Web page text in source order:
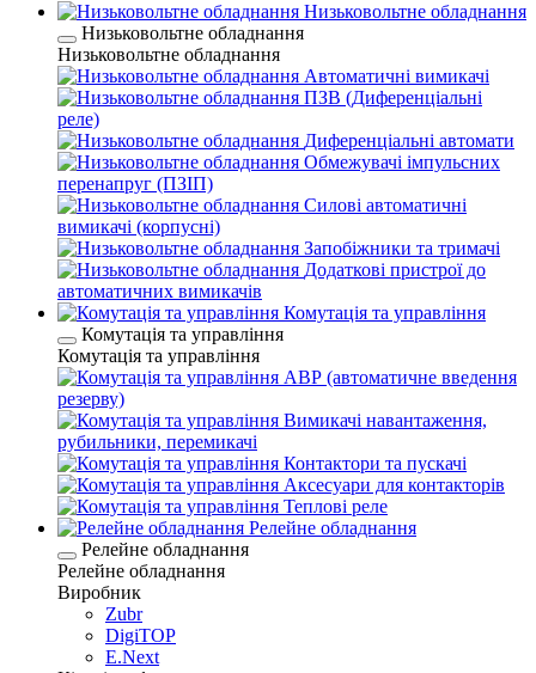
Низьковольтне обладнання
Низьковольтне обладнання
Низьковольтне обладнання
Автоматичні вимикачі
ПЗВ (Диференціальні
реле)
Диференціальні автомати
Обмежувачі імпульсних
перенапруг (ПЗІП)
Силові автоматичні
вимикачі (корпусні)
Запобіжники та тримачі
Додаткові пристрої до
автоматичних вимикачів
Комутація та управління
Комутація та управління
Комутація та управління
АВР (автоматичне введення
резерву)
Вимикачі навантаження,
рубильники, перемикачі
Контактори та пускачі
Аксесуари для контакторів
Теплові реле
Релейне обладнання
Релейне обладнання
Релейне обладнання
Виробник
Zubr
DigiTOP
E.Next